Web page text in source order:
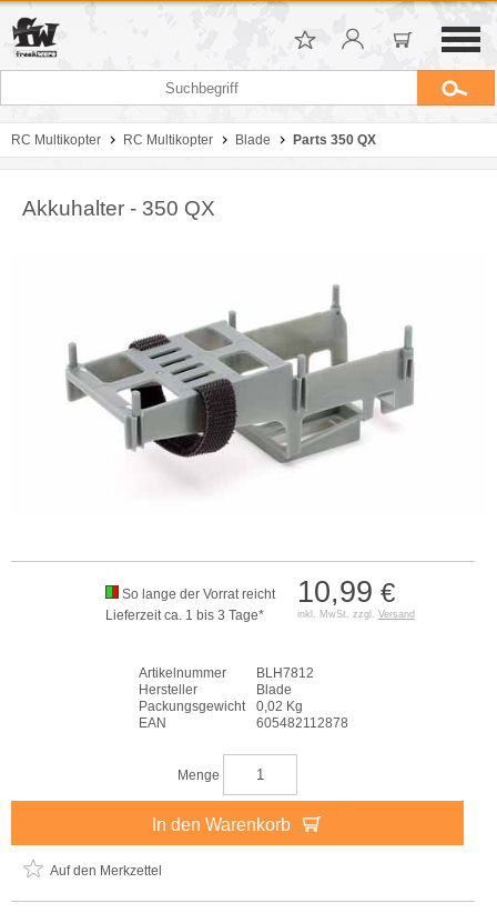
RC Multikopter RC Multikopter Blade Parts 350 QX
Akkuhalter - 350 QX
10,99 €
inkl. MwSt. zzgl. Versand
So lange der Vorrat reicht
Lieferzeit ca. 1 bis 3 Tage*
Artikelnummer
BLH7812
Hersteller
Blade
Packungsgewicht
0,02 Kg
EAN
605482112878
Menge
In den Warenkorb
Auf den Merkzettel